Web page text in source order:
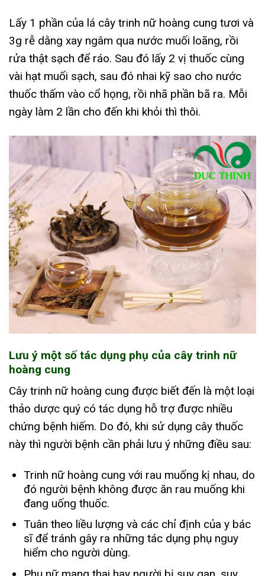
Lấy 1 phần của lá cây trinh nữ hoàng cung tươi và
3g rễ dằng xay ngâm qua nước muối loãng, rồi
rửa thật sạch để ráo. Sau đó lấy 2 vị thuốc cùng
vài hạt muối sạch, sau đó nhai kỹ sao cho nước
thuốc thấm vào cổ họng, rồi nhã phần bã ra. Mỗi
ngày làm 2 lần cho đến khi khỏi thì thôi.
Lưu ý một số tác dụng phụ của cây trinh nữ
hoàng cung
Cây trinh nữ hoàng cung được biết đến là một loại
thảo dược quý có tác dụng hỗ trợ được nhiều
chứng bệnh hiếm. Do đó, khi sử dụng cây thuốc
này thì người bệnh cần phải lưu ý những điều sau:
Trinh nữ hoàng cung với rau muống kị nhau, do
đó người bệnh không được ăn rau muống khi
đang uống thuốc.
Tuân theo liều lượng và các chỉ định của y bác
sĩ để tránh gây ra những tác dụng phụ nguy
hiểm cho người dùng.